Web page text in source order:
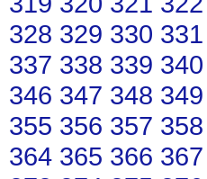
328 329 330 331
337 338 339 340
346 347 348 349
355 356 357 358
364 365 366 367